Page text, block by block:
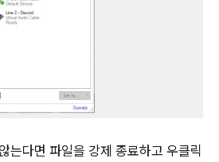
는다면 파일을 강제 종료하고 우클릭